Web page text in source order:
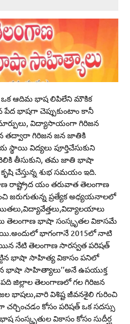
ఆదిమ భాష లిపిలేని మౌకిక
భాషగా చెప్పుకుంటాం కానీ
మార్పులు, విద్యాసాయంగా గిరిజన
తద్వారా గిరిజన జన జాతికి
విద్యలు పూర్తిచేసుకుని
తీసుకుని, తమ జాతి భాషా
చేస్తున్న శుభ సమయం ఇది.
రాష్ట్రోద యం తరువాత తెలంగాణ
జరుగుతున్న ప్రత్యేక అధ్యయనాలలో
తెలంగాణ భాషా సంస్కృతల వికాసమే
భాగంగానే 2015లో నాటి
నేటి తెలంగాణ సారస్వత పరిషత్‌
భాషా సాహిత్య వికాసం పనిలో
భాషా సాహిత్యాలు’’అనే ఉపయుక్త
పది జిల్లాల తెలంగాణలో గల గిరిజన
భాషలు,వారి విశిష్ట జీవనశైలి గురించి
చర్చించడం కోసం పరిషత్‌ ఒక సదస్సు
సంస్కృతుల వికాసం కోసం సుదీర్ఘ